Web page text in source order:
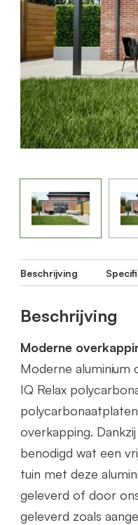
Beschrijving
Beschrijving
Moderne
Moderne
IQ Relax
overkapping.
benodigd wat een
tuin met deze
geleverd of door
geleverd zoals